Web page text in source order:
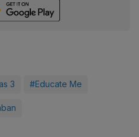
3 #Educate Me